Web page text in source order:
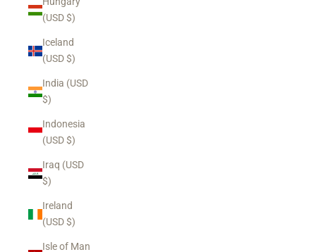
(USD $)
Iceland
(USD $)
India (USD
$)
Indonesia
(USD $)
Iraq (USD
$)
Ireland
(USD $)
Isle of Man